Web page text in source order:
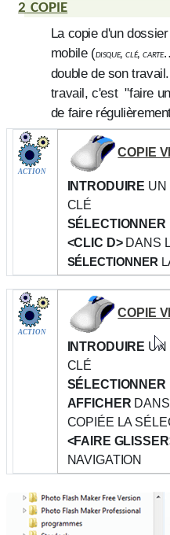
2 COPIE
La copie d'un
mobile (disque, clé, carte
double de son
travail, c'est "faire
de faire
ACTION
COPIE
INTRODUIRE UN
CLÉ
SÉLECTIONNER
<CLIC D>DANS
SÉLECTIONNER
ACTION
COPIE
INTRODUIRE UN
CLÉ
SÉLECTIONNER
AFFICHER
COPIÉE LA
<FAIRE
NAVIGATION